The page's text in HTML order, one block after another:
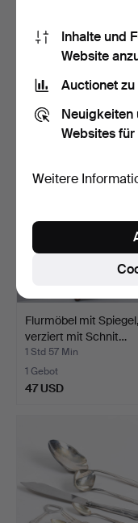
CHRISTIAN HVIDT.
"Trapez",
57 Min
62 USD
Flurmöbel mit Spiegel,
verziert mit Schnit…
1 Std 57 Min
1 Gebot
47 USD
Inhalte und
Website
Auctionet
Neuigkeiten
Websites
Weitere